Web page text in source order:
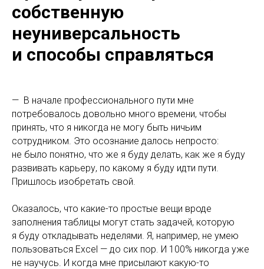
собственную
неуниверсальность
и способы справляться
— В начале профессионального пути мне
потребовалось довольно много времени, чтобы
принять, что я никогда не могу быть ничьим
сотрудником. Это осознание далось непросто:
не было понятно, что же я буду делать, как же я буду
развивать карьеру, по какому я буду идти пути.
Пришлось изобретать свой.
Оказалось, что какие-то простые вещи вроде
заполнения таблицы могут стать задачей, которую
я буду откладывать неделями. Я, например, не умею
пользоваться Excel — до сих пор. И 100% никогда уже
не научусь. И когда мне присылают какую-то